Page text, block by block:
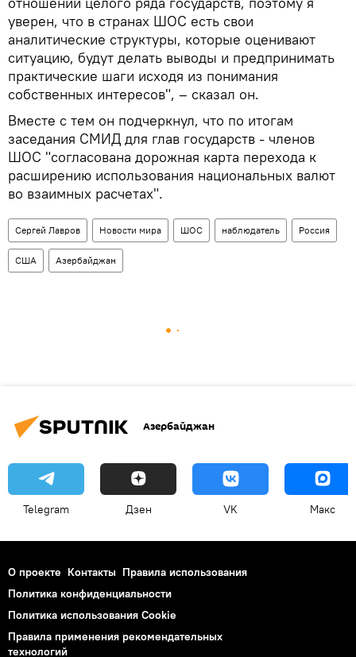
уверен, что в странах ШОС есть свои
аналитические структуры, которые оценивают
ситуацию, будут делать выводы и предпринимать
практические шаги исходя из понимания
собственных интересов", – сказал он.
Вместе с тем он подчеркнул, что по итогам
заседания СМИД для глав государств - членов
ШОС "согласована дорожная карта перехода к
расширению использования национальных валют
во взаимных расчетах".
Сергей Лавров Новости мира ШОС наблюдатель Россия
США Азербайджан
Азербайджан
Telegram Дзен VK Макс
О проекте Контакты Правила использования
Политика конфиденциальности
Политика использования Cookie
Правила применения рекомендательных
технологий